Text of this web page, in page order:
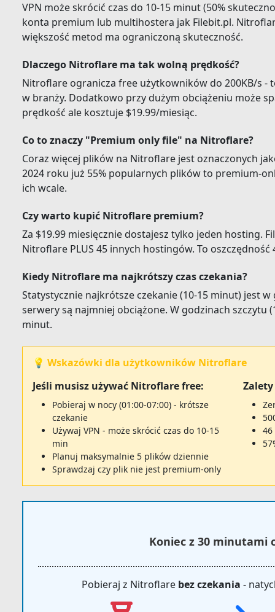
VPN może skrócić czas do 10-15 minut (50%
konta premium lub multihostera jak Filebit.pl.
większość metod ma ograniczoną skuteczność.
Dlaczego Nitroflare ma tak wolną prędkość?
Nitroflare ogranicza free użytkowników do 200KB/s -
w branży. Dodatkowo przy dużym obciążeniu może
prędkość ale kosztuje $19.99/miesiąc.
Co to znaczy "Premium only file" na Nitroflare?
Coraz więcej plików na Nitroflare jest oznaczonych
2024 roku już 55% popularnych plików to premium-
ich wcale.
Czy warto kupić Nitroflare premium?
Za $19.99 miesięcznie dostajesz tylko jeden hosting.
Nitroflare PLUS 45 innych hostingów. To oszczędność
Kiedy Nitroflare ma najkrótszy czas czekania?
Statystycznie najkrótsze czekanie (10-15 minut) jest
serwery są najmniej obciążone. W godzinach szczytu
minut.
💡 Wskazówki dla użytkowników Nitroflare
Jeśli musisz używać Nitroflare free:
Pobieraj w nocy (01:00-07:00) - krótsze
czekanie
Używaj VPN - może skrócić czas do 10-15
min
Planuj maksymalnie 5 plików dziennie
Sprawdzaj czy plik nie jest premium-only
Koniec z 30 minutami
Pobieraj z Nitroflare bez czekania -